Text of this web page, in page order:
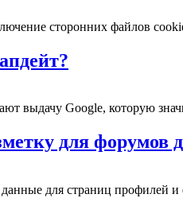
сторонних файлов
выдачу Google, которую
для
для страниц профилей